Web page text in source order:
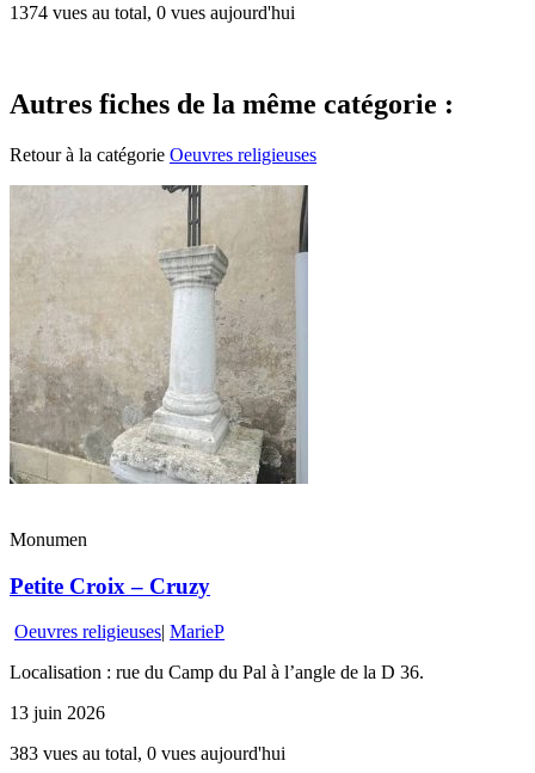
1374 vues au total, 0 vues aujourd'hui
Autres fiches de la même catégorie :
Retour à la catégorie Oeuvres religieuses
Monumen
Petite Croix – Cruzy
Oeuvres religieuses| MarieP
Localisation : rue du Camp du Pal à l’angle de la D 36.
13 juin 2026
383 vues au total, 0 vues aujourd'hui